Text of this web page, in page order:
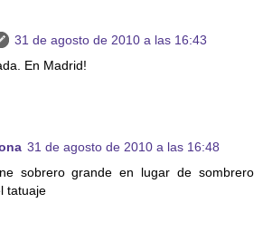
31 de agosto de 2010 a las 16:43
En Madrid!
31 de agosto de 2010 a las 16:48
sobrero grande en lugar de sombrero
tatuaje